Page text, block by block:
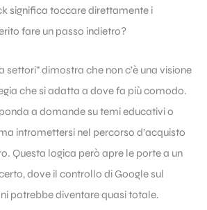
significa toccare direttamente i
fare un passo indietro?
settori” dimostra che non c’è una visione
che si adatta a dove fa più comodo.
a domande su temi educativi o
intromettersi nel percorso d’acquisto
Questa logica però apre le porte a un
dove il controllo di Google sul
potrebbe diventare quasi totale.